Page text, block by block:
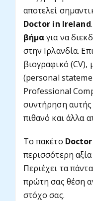
αποτελεί
Doctor in Ireland
βήμαγια να
στην Ιρλανδία.
βιογραφικό (CV),
(personal
Professional
συντήρηση αυτής
πιθανό και άλλα
Το πακέτο
περισσότερη
Περιέχει τα
πρώτη σας θέση
στόχο σας.